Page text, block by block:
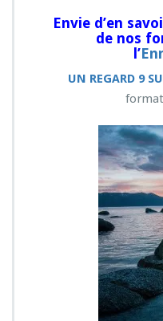
Envie d’en
de nos
l’
UN REGARD 9